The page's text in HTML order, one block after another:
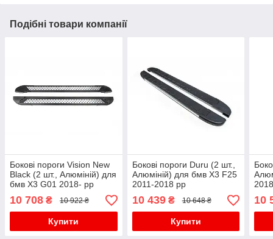
Подібні товари компанії
Бокові пороги Vision New
Black (2 шт., Алюміній) для
бмв X3 G01 2018- рр
10 708 ₴ 10 922 ₴
Купити
Бокові пороги Duru (2 шт.,
Алюміній) для бмв X3 F25
2011-2018 рр
10 439₴ 10 648 ₴
Купити
10